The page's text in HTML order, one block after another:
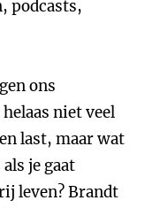
podcasts,
ons
niet veel
last, maar wat
je gaat
leven? Brandt